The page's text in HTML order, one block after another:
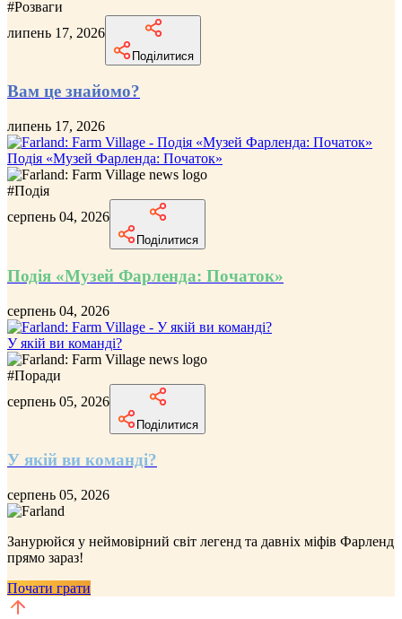
#Розваги
липень 17, 2026
Поділитися
Вам це знайомо?
липень 17, 2026
Подія «Музей Фарленда: Початок»
#Подія
серпень 04, 2026
Поділитися
Подія «Музей Фарленда: Початок»
серпень 04, 2026
У якій ви команді?
#Поради
серпень 05, 2026
Поділитися
У якій ви команді?
серпень 05, 2026
Занурюйся у неймовірний світ легенд та давніх міфів Фарленд
прямо зараз!
Почати грати